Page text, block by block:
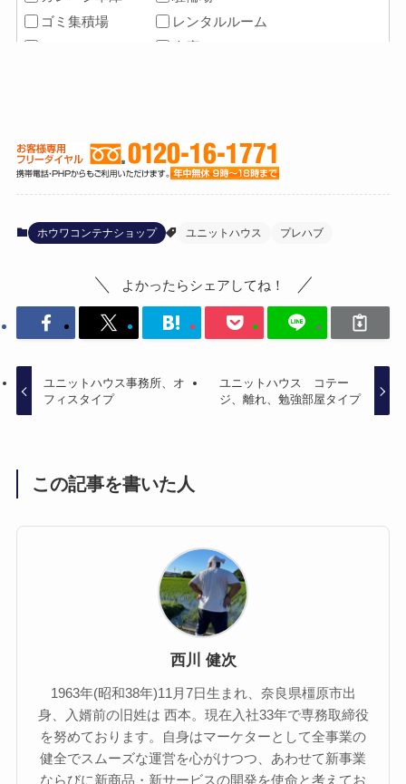
ホウワコンテナショップ ユニットハウス プレハブ
よかったらシェアしてね！
ユニットハウス事務所、オ
フィスタイプ
ユニットハウス コテー
ジ、離れ、勉強部屋タイプ
この記事を書いた人
西川 健次
1963年(昭和38年)11月7日生まれ、奈良県橿原市出
身、入婿前の旧姓は 西本。現在入社33年で専務取締役
を努めております。自身はマーケターとして全事業の
健全でスムーズな運営を心がけつつ、あわせて新事業
ならびに新商品・新サービスの開発を使命と考えてお